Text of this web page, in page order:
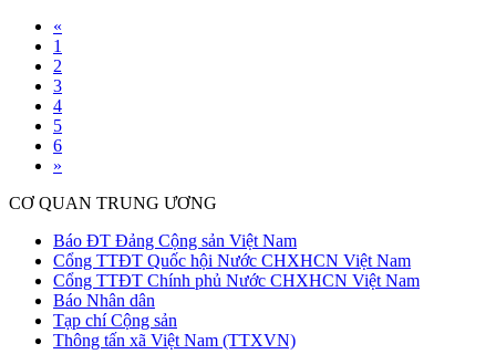
«
1
2
3
4
5
6
»
CƠ QUAN TRUNG ƯƠNG
Báo ĐT Đảng Cộng sản Việt Nam
Cổng TTĐT Quốc hội Nước CHXHCN Việt Nam
Cổng TTĐT Chính phủ Nước CHXHCN Việt Nam
Báo Nhân dân
Tạp chí Cộng sản
Thông tấn xã Việt Nam (TTXVN)